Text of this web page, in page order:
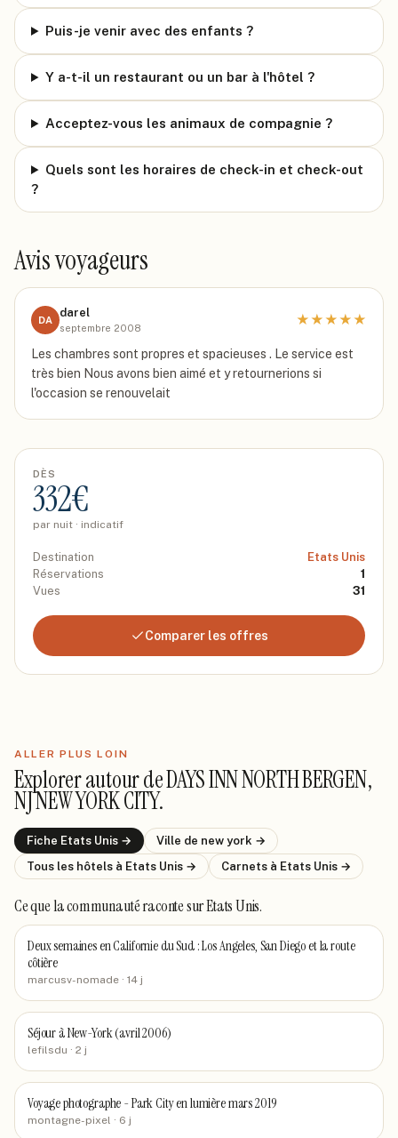
Puis-je venir avec des enfants ?
Y a-t-il un restaurant ou un bar à l'hôtel ?
Acceptez-vous les animaux de compagnie ?
Quels sont les horaires de check-in et check-out
?
Avis voyageurs
DA
darel
septembre 2008
★★★★★
Les chambres sont propres et spacieuses . Le service est
très bien Nous avons bien aimé et y retournerions si
l'occasion se renouvelait
DÈS
332€
par nuit · indicatif
Destination
Etats Unis
Réservations
1
Vues
31
Comparer les offres
ALLER PLUS LOIN
Explorer autour deDAYS INN NORTH BERGEN,
NJ NEW YORK CITY.
Fiche Etats Unis → Ville de new york →
Tous les hôtels à Etats Unis → Carnets à Etats Unis →
Ce que la communauté racontesur Etats Unis.
Deux semaines en Californie du Sud : Los Angeles, San Diego et la route
côtière
marcusv-nomade · 14 j
Séjour à New-York (avril 2006)
lefilsdu · 2 j
Voyage photographe - Park City en lumière mars 2019
montagne-pixel · 6 j